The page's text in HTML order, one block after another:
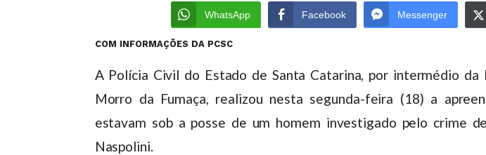
WhatsApp Facebook Messenger
COM INFORMAÇÕES DA PCSC
A Polícia Civil do Estado de Santa Catarina, por intermédio da
Morro da Fumaça, realizou nesta segunda-feira (18) a
estavam sob a posse de um homem investigado pelo crime
Naspolini.